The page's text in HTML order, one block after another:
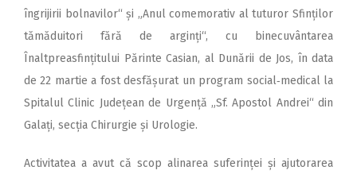
îngrijirii bolnavilor“ și „Anul comemorativ al tuturor Sfinților
tămăduitori fără de arginți“, cu binecuvântarea
Înaltpreasfințitului Părinte Casian, al Dunării de Jos, în data
de 22 martie a fost desfășurat un program social‑medical la
Spitalul Clinic Județean de Urgență „Sf. Apostol Andrei“ din
Galați, secția Chirurgie și Urologie.
Activitatea a avut că scop alinarea suferinței și ajutorarea